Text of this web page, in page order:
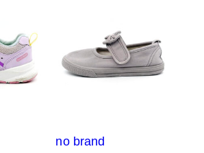
no brand